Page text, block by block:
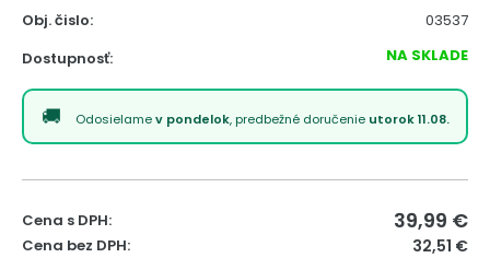
Obj. čislo:
03537
Dostupnosť:
NA SKLADE
Odosielamev pondelok, predbežné doručenie utorok 11.08.
Cena s DPH: 39,99 €
Cena bez DPH: 32,51 €